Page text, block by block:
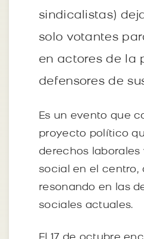
sindicalistas)
solo votantes
en actores de la
defensores de
Es un evento que
proyecto político
derechos laborales
social en el centro,
resonando en las
sociales actuales.